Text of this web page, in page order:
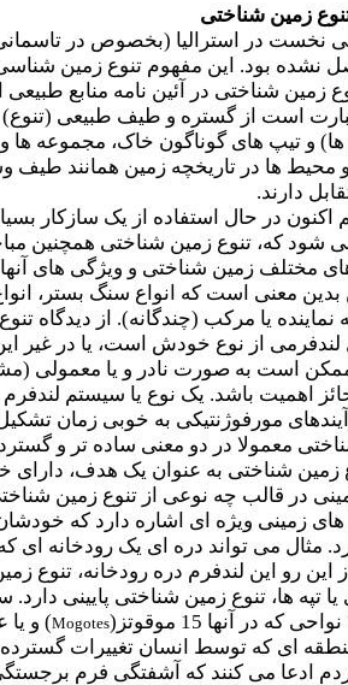
زمین شناختی
نشده بود. این مفهوم تنوع زمین
زمین شناختی در آئین نامه منابع طبیعی
است از گستره و طیف طبیعی (تنوع)
ها) و تیپ های گوناگون خاک، مجموعه
محیط ها در تاریخچه زمین همانند طیف
دارند.
اکنون در حال استفاده از یک سازکار
می شود که، تنوع زمین شناختی
مختلف زمین شناختی و ویژگی های
ساده و 2) طبقه نماینده یا مرکب (چندگانه).
لندفرمی از نوع خودش است، یا در
ممکن است به صورت نادر و یا معمولی
اهمیت باشد. یک نوع یا سیستم
مورفوژنتیکی به خوبی زمان
معمولا در دو معنی ساده تر و
زمین شناختی به عنوان یک هدف،
در قالب چه نوعی از تنوع زمین
زمینی ویژه ای اشاره دارد که خودشان
مثال می تواند دره ای یک رودخانه
این رو این لندفرم دره رودخانه، تنوع
تپه ها، تنوع زمین شناختی پایینی
که در آنها 15 موقوتز( Mogotes
ای که توسط انسان تغییرات
ادعا می کنند که آشفتگی فرم برجستگی